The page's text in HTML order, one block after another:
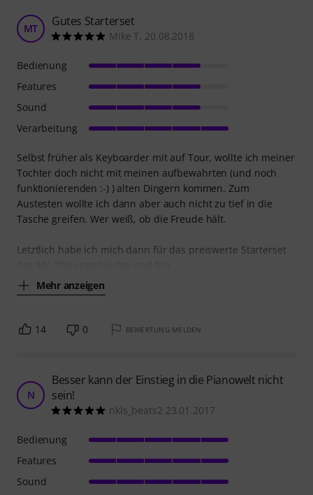
MT Gutes Starterset
Mike T. 20.08.2018
Selbst früher als Keyboarder mit auf Tour, wollte ich meiner
Tochter doch nicht mit meinen aufbewahrten (und noch
funktionierenden :-) ) alten Dingern kommen. Zum
Austesten wollte ich dann aber auch nicht zu tief in die
Tasche greifen. Wer weiß, ob die Freude hält.
Letztlich habe ich mich dann für das preiswerte Starterset
Mehr anzeigen
Bedienung
Features
Sound
Verarbeitung
14 0 BEWERTUNG MELDEN
N
Besser kann der Einstieg in die Pianowelt nicht
sein!
nkls_beats2 23.01.2017
Bedienung
Features
Sound